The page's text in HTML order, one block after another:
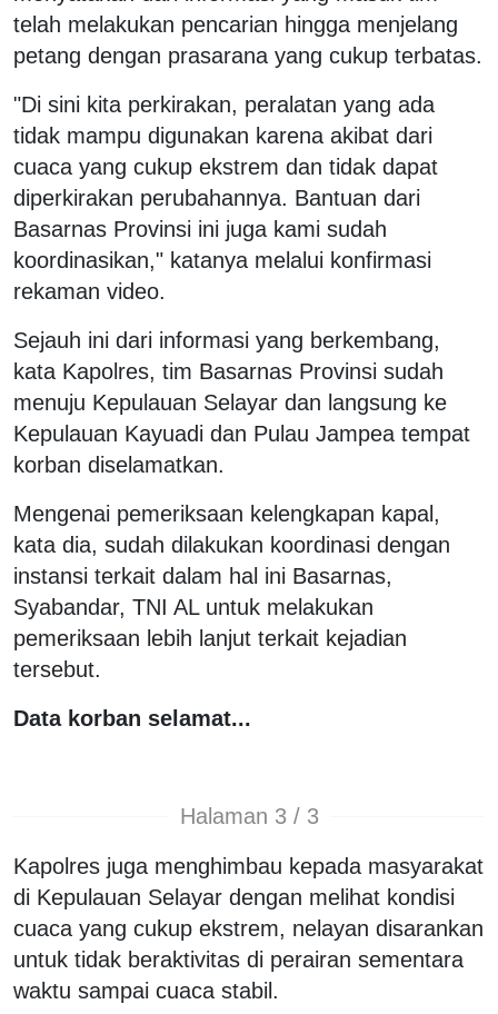
telah melakukan pencarian hingga menjelang
petang dengan prasarana yang cukup terbatas.
"Di sini kita perkirakan, peralatan yang ada
tidak mampu digunakan karena akibat dari
cuaca yang cukup ekstrem dan tidak dapat
diperkirakan perubahannya. Bantuan dari
Basarnas Provinsi ini juga kami sudah
koordinasikan," katanya melalui konfirmasi
rekaman video.
Sejauh ini dari informasi yang berkembang,
kata Kapolres, tim Basarnas Provinsi sudah
menuju Kepulauan Selayar dan langsung ke
Kepulauan Kayuadi dan Pulau Jampea tempat
korban diselamatkan.
Mengenai pemeriksaan kelengkapan kapal,
kata dia, sudah dilakukan koordinasi dengan
instansi terkait dalam hal ini Basarnas,
Syabandar, TNI AL untuk melakukan
pemeriksaan lebih lanjut terkait kejadian
tersebut.
Data korban selamat...
Halaman 3 / 3
Kapolres juga menghimbau kepada masyarakat
di Kepulauan Selayar dengan melihat kondisi
cuaca yang cukup ekstrem, nelayan disarankan
untuk tidak beraktivitas di perairan sementara
waktu sampai cuaca stabil.